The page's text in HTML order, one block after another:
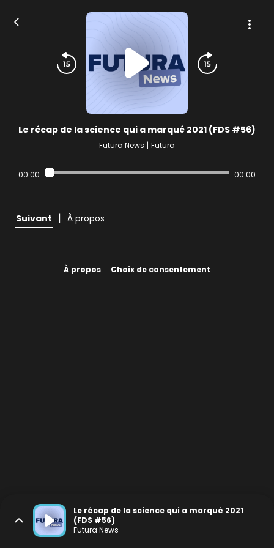
Le récap de la science qui a marqué 2021 (FDS #56)
Futura News | Futura
00:00 00:00
Suivant | À propos
À propos Choix de consentement
Le récap de la science qui a marqué 2021
(FDS #56)
Futura News